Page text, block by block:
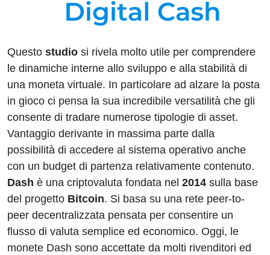
Questo studio si rivela molto utile per comprendere
le dinamiche interne allo sviluppo e alla stabilità di
una moneta virtuale. In particolare ad alzare la posta
in gioco ci pensa la sua incredibile versatilità che gli
consente di tradare numerose tipologie di asset.
Vantaggio derivante in massima parte dalla
possibilità di accedere al sistema operativo anche
con un budget di partenza relativamente contenuto.
Dash è una criptovaluta fondata nel 2014 sulla base
del progetto Bitcoin. Si basa su una rete peer-to-
peer decentralizzata pensata per consentire un
flusso di valuta semplice ed economico. Oggi, le
monete Dash sono accettate da molti rivenditori ed